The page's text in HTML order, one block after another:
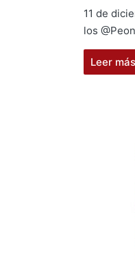
por
11 de
los
Leer más